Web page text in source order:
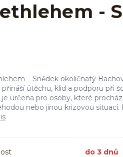
-
– Snědek okoličnatý
útěchu, klid a podporu při
určena pro osoby, které
nebo jinou krizovou
do 3 dnů